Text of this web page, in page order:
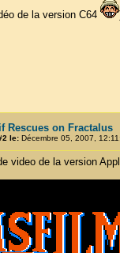
de la version C64
Rescues on Fractalus
le:Décembre 05, 2007,
video de la version